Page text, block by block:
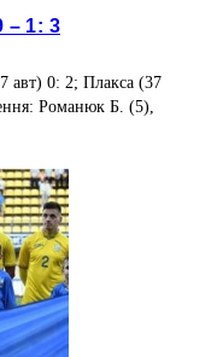
– 1: 3
авт) 0: 2; Плакса (37
Романюк Б. (5),